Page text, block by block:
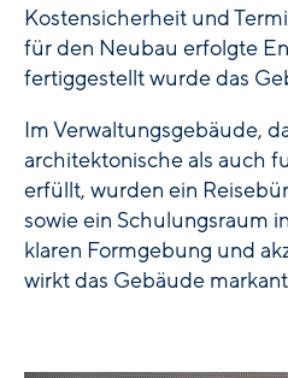
Kostensicherheit und
für den Neubau erfolgte
fertiggestellt wurde das
Im Verwaltungsgebäude,
architektonische als auch
erfüllt, wurden ein
sowie ein Schulungsraum
klaren Formgebung und
wirkt das Gebäude